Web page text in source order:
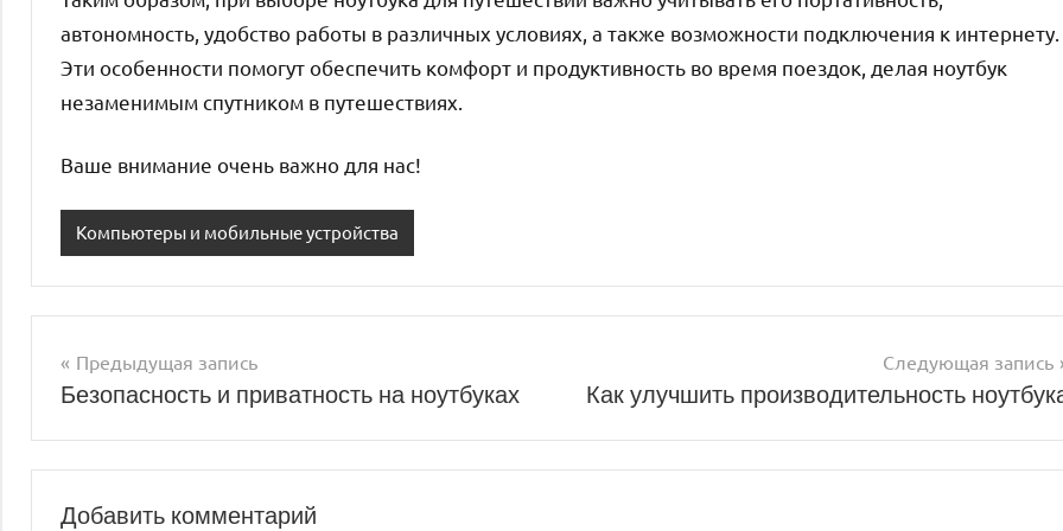
автономность, удобство работы в различных условиях, а также возможности подключения к интернету.
Эти особенности помогут обеспечить комфорт и продуктивность во время поездок, делая ноутбук
незаменимым спутником в путешествиях.
Ваше внимание очень важно для нас!
Компьютеры и мобильные устройства
Навигация
по
записям
Предыдущая запись
Безопасность и приватность на ноутбуках
Следующая запись
Как улучшить производительность
Добавить комментарий